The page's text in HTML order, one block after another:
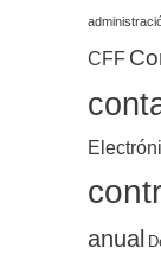
CFF
anual